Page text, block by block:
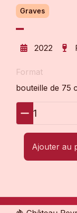
Graves
2022
Format
bouteille de 75
1
Ajouter au